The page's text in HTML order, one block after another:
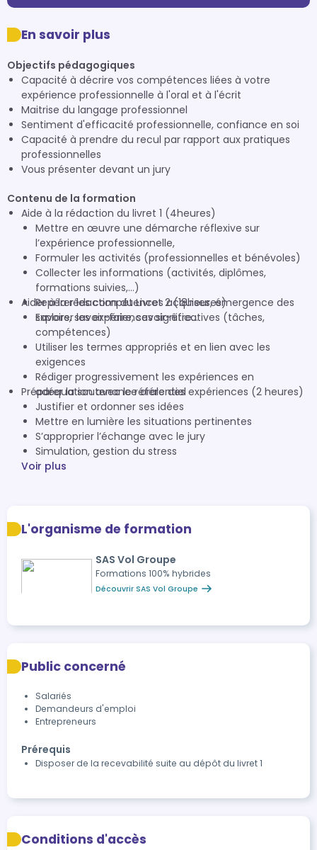
En savoir plus
Objectifs pédagogiques
Capacité à décrire vos compétences liées à votre
expérience professionnelle à l'oral et à l'écrit
Maitrise du langage professionnel
Sentiment d'efficacité professionnelle, confiance en soi
Capacité à prendre du recul par rapport aux pratiques
professionnelles
Vous présenter devant un jury
Contenu de la formation
Aide à la rédaction du livret 1 (4heures)
Mettre en œuvre une démarche réflexive sur
l’expérience professionnelle,
Formuler les activités (professionnelles et bénévoles)
Collecter les informations (activités, diplômes,
formations suivies,…)
Repérer les compétences acquises, émergence des
savoirs, savoir-faire, savoir-être…
Aider à la rédaction du Livret 2 (18heures)
Explorer les expériences significatives (tâches,
compétences)
Utiliser les termes appropriés et en lien avec les
exigences
Rédiger progressivement les expériences en
adéquation avec le référentiel
Préparer la soutenance orale des expériences (2 heures)
Justifier et ordonner ses idées
Mettre en lumière les situations pertinentes
S’approprier l’échange avec le jury
Simulation, gestion du stress
Voir plus
L'organisme de formation
SAS Vol Groupe
Formations 100% hybrides
Découvrir SAS Vol Groupe
Public concerné
Salariés
Demandeurs d'emploi
Entrepreneurs
Prérequis
Disposer de la recevabilité suite au dépôt du livret 1
Conditions d'accès